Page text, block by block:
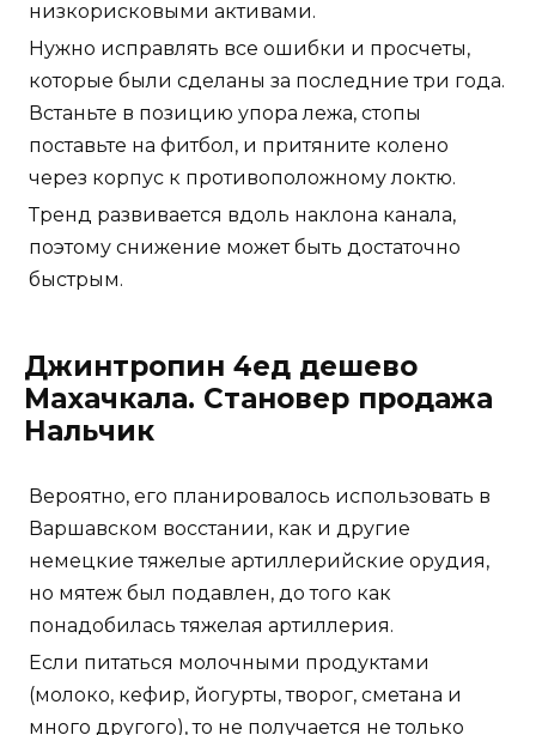
поэтому снижение может быть достаточно
быстрым.
Джинтропин 4ед дешево
Махачкала. Становер продажа
Нальчик
Вероятно, его планировалось использовать в
Варшавском восстании, как и другие
но мятеж был подавлен, до того как
понадобилась тяжелая артиллерия.
Если питаться молочными продуктами
много другого), то не получается не только
весьма диетический рацион, но широкий
спект полезных элементов. Горячая линия
Альфа-Банк Задать вопрос 26 514 вопросов
Русский Стандарт Задать вопрос 23 003
вопроса Ситибанк Задать вопрос 6 297
вопросов Тема дня Полстраны живет в кредит
Более чем у половины россиян есть